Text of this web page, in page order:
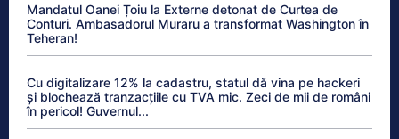
Mandatul Oanei Țoiu la Externe detonat de Curtea de
Conturi. Ambasadorul Muraru a transformat Washington în
Teheran!
Cu digitalizare 12% la cadastru, statul dă vina pe hackeri
și blochează tranzacțiile cu TVA mic. Zeci de mii de români
în pericol! Guvernul...